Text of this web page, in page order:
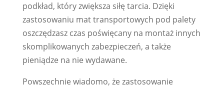
podkład, który zwiększa siłę tarcia. Dzięki
zastosowaniu mat transportowych pod palety
oszczędzasz czas poświęcany na montaż innych
skomplikowanych zabezpieczeń, a także
pieniądze na nie wydawane.
Powszechnie wiadomo, że zastosowanie